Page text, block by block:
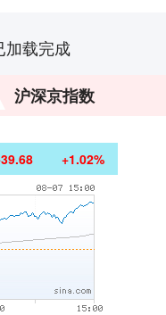
加载完成
沪深京指数
+1.02%